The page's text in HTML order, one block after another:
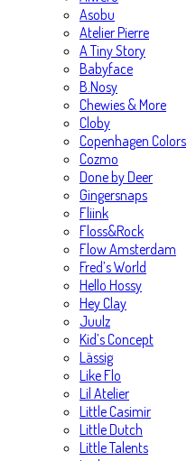
Asobu
Atelier Pierre
A Tiny Story
Babyface
B.Nosy
Chewies & More
Cloby
Copenhagen Colors
Cozmo
Done by Deer
Gingersnaps
Fliink
Floss&Rock
Flow Amsterdam
Fred’s World
Hello Hossy
Hey Clay
Juulz
Kid’s Concept
Lässig
Like Flo
Lil Atelier
Little Casimir
Little Dutch
Little Talents